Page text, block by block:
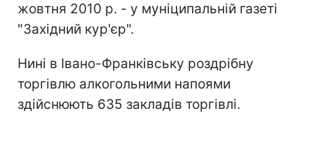
жовтня 2010 р. - у муніципальній газеті
"Західний кур'єр".
Нині в Івано-Франківську роздрібну
торгівлю алкогольними напоями
здійснюють 635 закладів торгівлі.